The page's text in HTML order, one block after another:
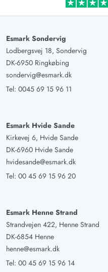
Esmark Sondervig
Lodbergsvej 18, Sondervig
DK-6950 Ringkøbing
sondervig@esmark.dk
Tel: 0045 69 15 96 11
Esmark Hvide Sande
Kirkevej 6, Hvide Sande
DK-6960 Hvide Sande
hvidesande@esmark.dk
Tel: 00 45 69 15 96 20
Esmark Henne Strand
Strandvejen 422, Henne Strand
DK-6854 Henne
henne@esmark.dk
Tel: 00 45 69 15 96 14